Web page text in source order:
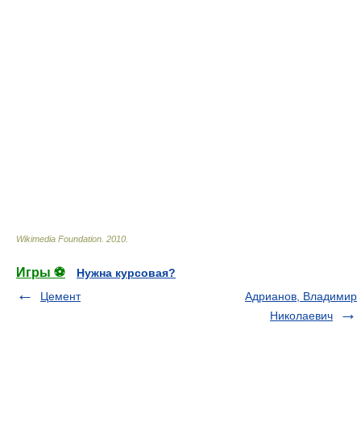
Wikimedia Foundation 2010
Игры ⚽
Нужна курсовая?
Цемент
Адрианов, Владимир
Николаевич